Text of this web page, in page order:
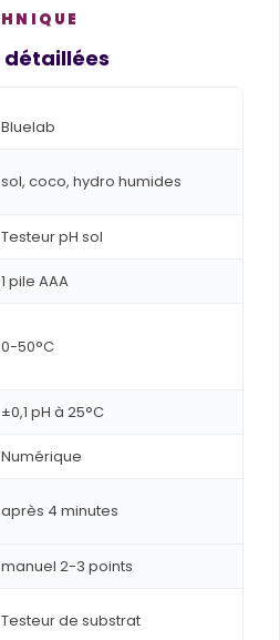
Bluelab
sol, coco, hydro humides
Testeur pH sol
1 pile AAA
0-50°C
±0,1 pH à 25°C
Numérique
après 4 minutes
manuel 2-3 points
Testeur de substrat